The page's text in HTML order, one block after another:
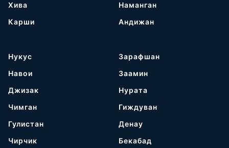
Хива
Карши
Наманган
Андижан
Нукус
Навои
Джизак
Чимган
Гулистан
Чирчик
Зарафшан
Заамин
Нурата
Гиждуван
Денау
Бекабад